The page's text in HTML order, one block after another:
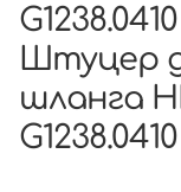
Штуцер
шланга
G1238.0410